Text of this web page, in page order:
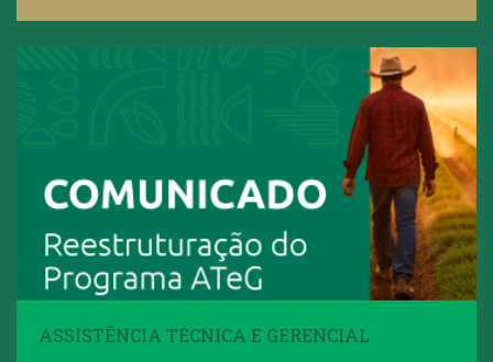
ASSISTÊNCIA TÉCNICA E GERENCIAL